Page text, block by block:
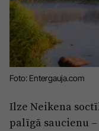
Ķekava
Mārupe
Olaine
Saulkrasti
Foto: Entergauja.com
Ilze Neikena
palīgā saucienu